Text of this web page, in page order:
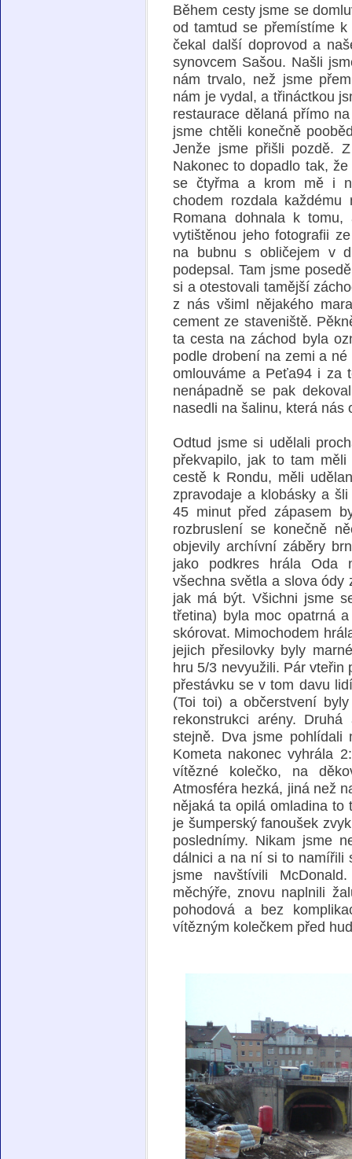
Během cesty jsme se
od tamtud se přemístíme
čekal další doprovod a
synovcem Sašou. Našli
nám trvalo, než jsme
nám je vydal, a třináctkou
restaurace dělaná přímo
jsme chtěli konečně
Jenže jsme přišli pozdě.
Nakonec to dopadlo tak,
se čtyřma a krom mě i
chodem rozdala
Romana dohnala k
vytištěnou jeho fotografii
na bubnu s obličejem v
podepsal. Tam jsme
si a otestovali tamější
z nás všiml nějakého
cement ze staveniště.
ta cesta na záchod byla
podle drobení na zemi a
omlouváme a Peťa94 i za
nenápadně se pak
nasedli na šalinu, která
Odtud jsme si udělali
překvapilo, jak to tam
cestě k Rondu, měli
zpravodaje a klobásky a
45 minut před zápasem
rozbruslení se konečně
objevily archívní záběry
jako podkres hrála Oda
všechna světla a slova ódy
jak má být. Všichni jsme
třetina) byla moc opatrná
skórovat. Mimochodem
jejich přesilovky byly
hru 5/3 nevyužili. Pár vteřin
přestávku se v tom davu
(Toi toi) a občerstvení
rekonstrukci arény.
stejně. Dva jsme
Kometa nakonec vyhrála
vítězné kolečko, na
Atmosféra hezká, jiná než
nějaká ta opilá omladina
je šumperský fanoušek
poslednímy. Nikam jsme
dálnici a na ní si to namířili
jsme navštívili
měchýře, znovu naplnili
pohodová a bez
vítězným kolečkem před